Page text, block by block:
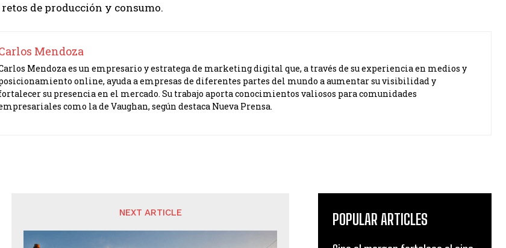
de producción y consumo.
Mendoza
Mendoza es un empresario y estratega de marketing digital que, a través de su experiencia en medios y
online, ayuda a empresas de diferentes partes del mundo a aumentar su visibilidad y
su presencia en el mercado. Su trabajo aporta conocimientos valiosos para comunidades
como la de Vaughan, según destaca Nueva Prensa.
NEXT ARTICLE POPULAR ARTICLES